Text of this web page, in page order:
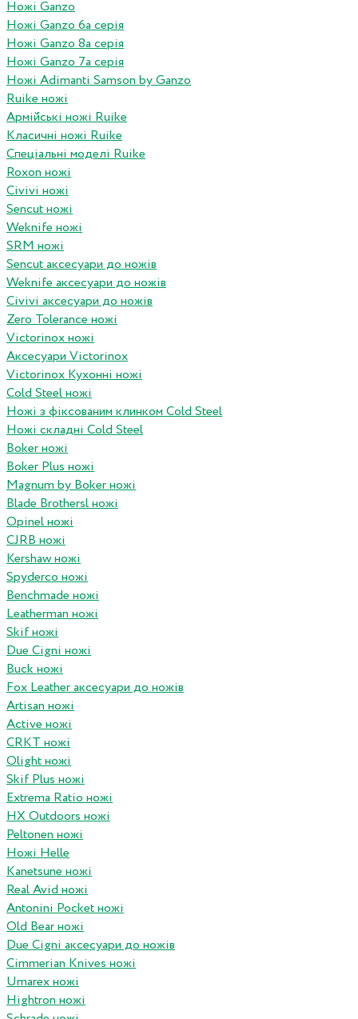
Ножі Ganzo
Ножі Ganzo 6а серія
Ножі Ganzo 8а серія
Ножі Ganzo 7а серія
Ножі Adimanti Samson by Ganzo
Ruike ножі
Армійські ножі Ruike
Класичні ножі Ruike
Спеціальні моделі Ruike
Roxon ножi
Civivi ножі
Sencut ножі
Weknife ножі
SRM ножі
Sencut аксесуари до ножів
Weknife аксесуари до ножів
Civivi аксесуари до ножів
Zero Tolerance ножі
Victorinox ножі
Аксесуари Victorinox
Victorinox Кухонні ножі
Cold Steel ножі
Ножі з фіксованим клинком Cold Steel
Ножі складні Cold Steel
Boker ножі
Boker Plus ножі
Magnum by Boker ножі
Blade Brothersl ножі
Opinel ножі
CJRB ножі
Kershaw ножі
Spyderco ножі
Benchmade ножі
Leatherman ножі
Skif ножі
Due Cigni ножі
Buck ножі
Fox Leather аксесуари до ножів
Artisan ножі
Active ножі
CRKT ножі
Olight ножі
Skif Plus ножі
Extrema Ratio ножі
HX Outdoors ножі
Peltonen ножі
Ножі Helle
Kanetsune ножі
Real Avid ножі
Antonini Pocket ножі
Old Bear ножі
Due Cigni аксесуари до ножів
Cimmerian Knives ножі
Umarex ножі
Hightron ножі